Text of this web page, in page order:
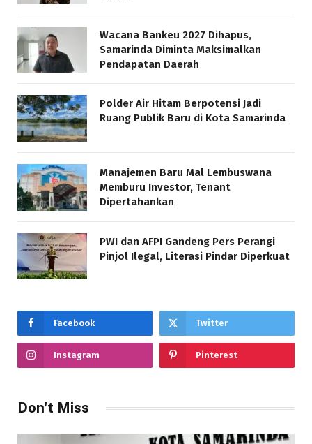
Wacana Bankeu 2027 Dihapus,
Samarinda Diminta Maksimalkan
Pendapatan Daerah
Polder Air Hitam Berpotensi Jadi
Ruang Publik Baru di Kota Samarinda
Manajemen Baru Mal Lembuswana
Memburu Investor, Tenant
Dipertahankan
PWI dan AFPI Gandeng Pers Perangi
Pinjol Ilegal, Literasi Pindar Diperkuat
Facebook Twitter
Instagram Pinterest
Don't Miss